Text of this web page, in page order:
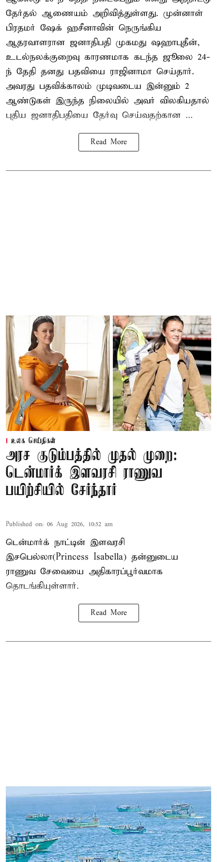
தேர்தல் ஆணையம் அறிவித்துள்ளது. முன்னாள்
பிரதமர் ஷேக் ஹசீனாவின் நெருங்கிய
ஆதரவாளரான ஜனாதிபதி முகமது ஷஹாபுதீன்,
உடல்நலக்குறைவு காரணமாக கடந்த ஜூலை 24-
ந் தேதி தனது பதவியை ராஜினாமா செய்தார்.
அவரது பதவிக்காலம் முடிவடைய இன்னும் 2
ஆண்டுகள் இருந்த நிலையில் அவர் விலகியதால்
புதிய ஜனாதிபதியை தேர்வு செய்வதற்கான ...
Read More
உலக செய்திகள்
அரச குடும்பத்தில் முதல் முறை:
டென்மார்க் இளவரசி ராணுவ
பயிற்சியில் சேர்ந்தார்
Published on: 06 Aug 2026, 10:52 am
டென்மார்க் நாட்டின் இளவரசி
இசபெல்லா(Princess Isabella) தன்னுடைய
ராணுவ சேவையை அதிகாரப்பூர்வமாக
தொடங்கியுள்ளார்.
Read More